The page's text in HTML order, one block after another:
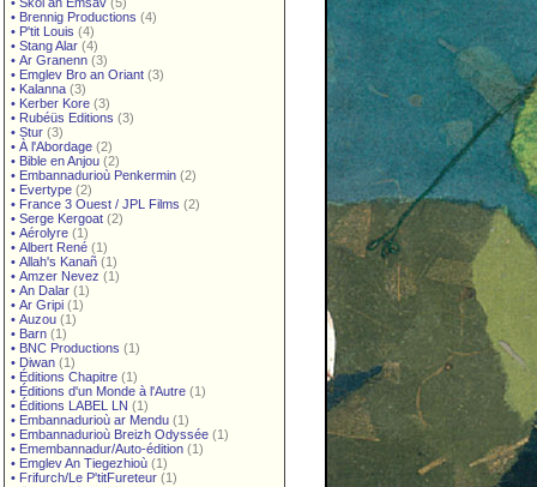
• Brennig Productions (4)
• P'tit Louis (4)
• Stang Alar (4)
• Ar Granenn (3)
• Emglev Bro an Oriant (3)
• Kalanna (3)
• Kerber Kore (3)
• Rubéüs Editions (3)
• Stur (3)
• À l'Abordage (2)
• Bible en Anjou (2)
• Embannadurioù Penkermin (2)
• Evertype (2)
• France 3 Ouest / JPL Films (2)
• Serge Kergoat (2)
• Aérolyre (1)
• Albert René (1)
• Allah's Kanañ (1)
• Amzer Nevez (1)
• An Dalar (1)
• Ar Gripi (1)
• Auzou (1)
• Barn (1)
• BNC Productions (1)
• Diwan (1)
• Éditions Chapitre (1)
• Éditions d'un Monde à l'Autre (1)
• Éditions LABEL LN (1)
• Embannadurioù ar Mendu (1)
• Embannadurioù Breizh Odyssée (1)
• Emembannadur/Auto-édition (1)
• Emglev An Tiegezhioù (1)
• Frifurch/Le P'titFureteur (1)